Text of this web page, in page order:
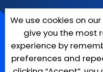
We use cookies on
give you the most
experience by
preferences and